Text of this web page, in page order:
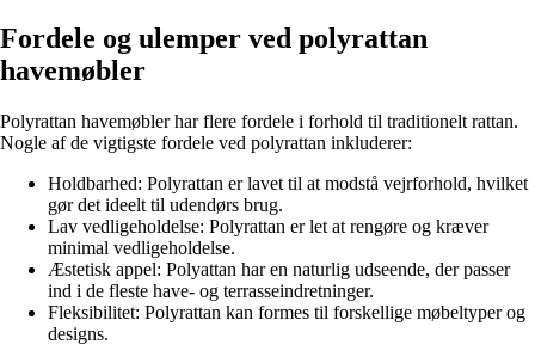
Fordele og ulemper ved polyrattan
havemøbler
Polyrattan havemøbler har flere fordele i forhold til traditionelt rattan.
Nogle af de vigtigste fordele ved polyrattan inkluderer:
Holdbarhed: Polyrattan er lavet til at modstå vejrforhold, hvilket
gør det ideelt til udendørs brug.
Lav vedligeholdelse: Polyrattan er let at rengøre og kræver
minimal vedligeholdelse.
Æstetisk appel: Polyattan har en naturlig udseende, der passer
ind i de fleste have- og terrasseindretninger.
Fleksibilitet: Polyrattan kan formes til forskellige møbeltyper og
designs.